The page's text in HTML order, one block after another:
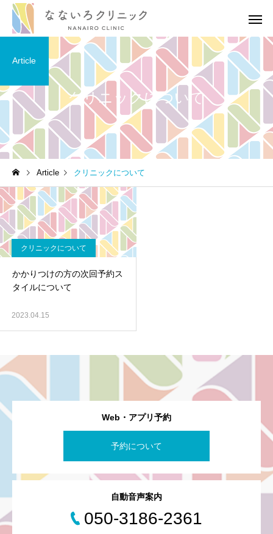
高血圧
［医師解説］生活習慣の修
正でどれだけ血圧が下がる
のか？
高血圧
血圧の薬を飲み続ける
クリニックについて
Article
Article クリニックについて
クリニックについて
かかりつけの方の次回予約ス
タイルについて
2023.04.15
Web・アプリ予約
予約について
自動音声案内
050-3186-2361